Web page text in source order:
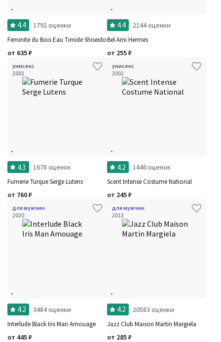
4.4 1792 оценки
Feminite du Bois Eau Timide Shiseido
от 635₽
4.4 2144 оценки
Bel Ami Hermes
от 255₽
унисекс
2003
4.3 1678 оценок
Fumerie Turque Serge Lutens
от 760₽
унисекс
2002
4.2 1446 оценок
Scent Intense Costume National
от 245₽
для мужчин
2020
4.2 3484 оценки
Interlude Black Iris Man Amouage
от 445₽
для мужчин
2013
4.2 20583 оценки
Jazz Club Maison Martin Margiela
от 285₽